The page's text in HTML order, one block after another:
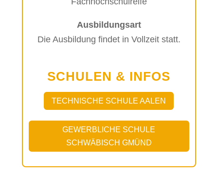
Ausbildungsart
Die Ausbildung findet in Vollzeit statt.
SCHULEN & INFOS
TECHNISCHE SCHULE AALEN
GEWERBLICHE SCHULE
SCHWÄBISCH GMÜND